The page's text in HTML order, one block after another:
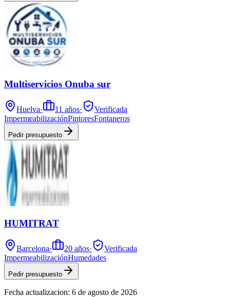
Multiservicios Onuba sur
Huelva· 11 años·
Verificada
ImpermeabilizaciónPintoresFontaneros
Pedir presupuesto
HUMITRAT
Barcelona· 20 años·
Verificada
ImpermeabilizaciónHumedades
Pedir presupuesto
Fecha actualizacion: 6 de agosto de 2026